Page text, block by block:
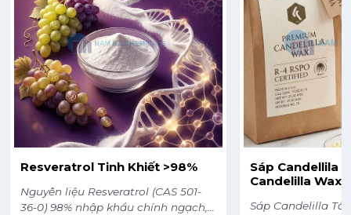
Resveratrol Tinh Khiết >98%
Nguyên liệu Resveratrol (CAS 501-
36-0) 98% nhập khẩu chính ngạch,
Sáp Candellila
Candelilla Wax)
Sáp Candelilla